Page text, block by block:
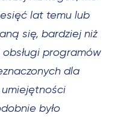
lat temu lub
się, bardziej niż
programów
dla
było